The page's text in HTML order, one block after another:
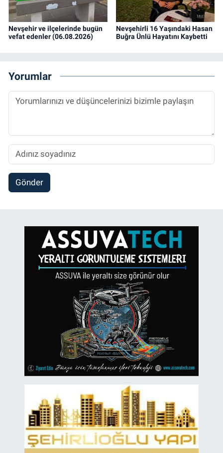
Nevşehir ve ilçelerinde bugün
vefat edenler (06.08.2026)
Nevşehirli 16 Yaşındaki Hasan
Buğra Ünlü Hayatını Kaybetti
Yorumlar
Gönder